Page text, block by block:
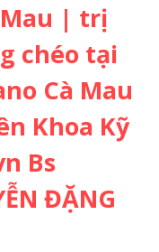
| trị
chéo tại
Cà Mau
Khoa Kỹ
Bs
ĐẶNG